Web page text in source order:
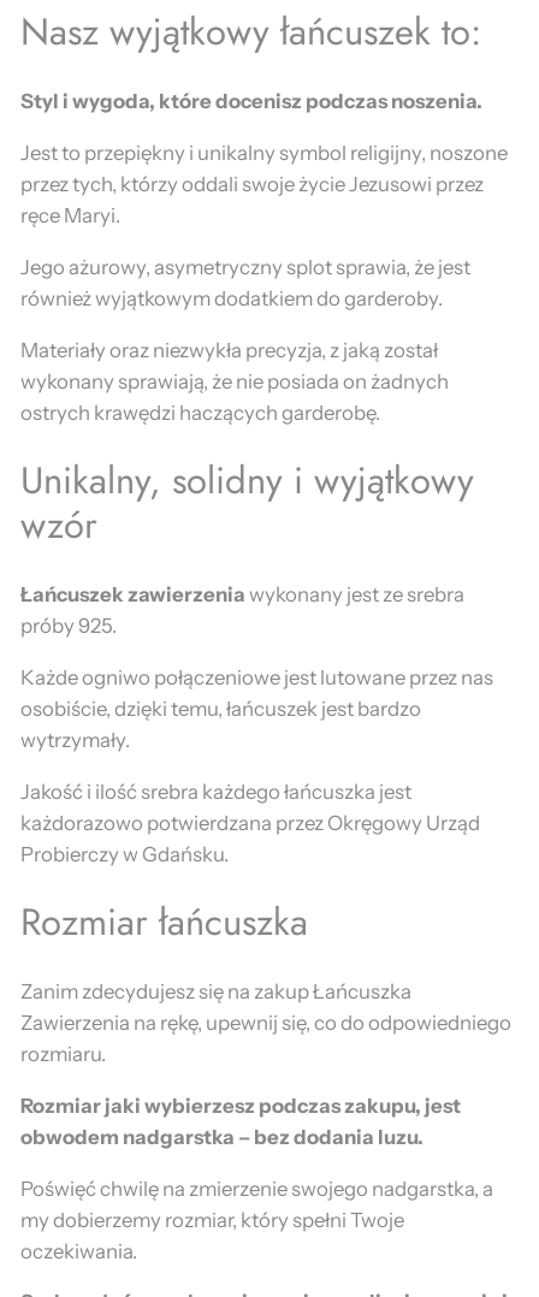
Nasz wyjątkowy łańcuszek to:
Styl i wygoda, które docenisz podczas noszenia.
Jest to przepiękny i unikalny symbol religijny, noszone
przez tych, którzy oddali swoje życie Jezusowi przez
ręce Maryi.
Jego ażurowy, asymetryczny splot sprawia, że jest
również wyjątkowym dodatkiem do garderoby.
Materiały oraz niezwykła precyzja, z jaką został
wykonany sprawiają, że nie posiada on żadnych
ostrych krawędzi haczących garderobę.
Unikalny, solidny i wyjątkowy
wzór
Łańcuszek zawierzenia wykonany jest ze srebra
próby 925.
Każde ogniwo połączeniowe jest lutowane przez nas
osobiście, dzięki temu, łańcuszek jest bardzo
wytrzymały.
Jakość i ilość srebra każdego łańcuszka jest
każdorazowo potwierdzana przez Okręgowy Urząd
Probierczy w Gdańsku.
Rozmiar łańcuszka
Zanim zdecydujesz się na zakup Łańcuszka
Zawierzenia na rękę, upewnij się, co do odpowiedniego
rozmiaru.
Rozmiar jaki wybierzesz podczas zakupu, jest
obwodem nadgarstka – bez dodania luzu.
Poświęć chwilę na zmierzenie swojego nadgarstka, a
my dobierzemy rozmiar, który spełni Twoje
oczekiwania.